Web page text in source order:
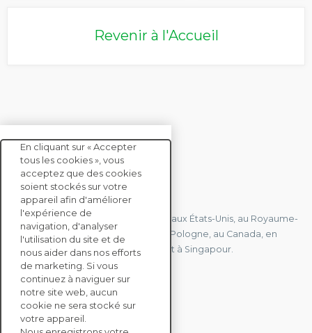
Revenir à l'Accueil
CONTACTEZ-NOUS
Nous avons des bureaux en France, aux États-Unis, au Royaume-
Uni, à Hong Kong, à l'île Maurice, en Pologne, au Canada, en
Allemagne, au Japon, en Espagne et à Singapour.
CONTACTEZ-NOUS
En cliquant sur « Accepter
tous les cookies », vous
acceptez que des cookies
soient stockés sur votre
appareil afin d'améliorer
l'expérience de
navigation, d'analyser
l'utilisation du site et de
nous aider dans nos efforts
de marketing. Si vous
continuez à naviguer sur
notre site web, aucun
cookie ne sera stocké sur
votre appareil.